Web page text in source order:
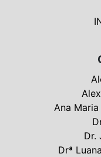
Ana
Dr.
Drª